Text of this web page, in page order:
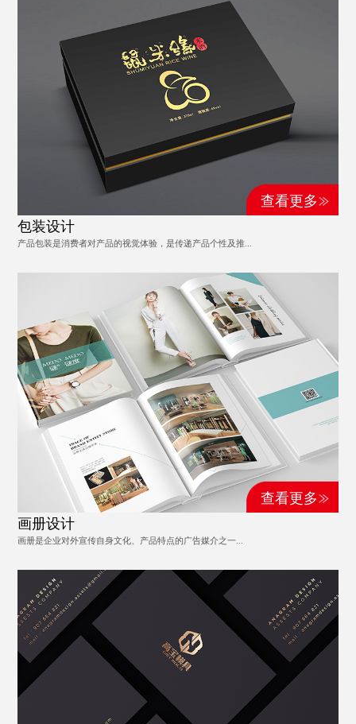
查看更多
包装设计
产品包装是消费者对产品的视觉体验，是传递产品个性及推...
查看更多
画册设计
画册是企业对外宣传自身文化、产品特点的广告媒介之一...